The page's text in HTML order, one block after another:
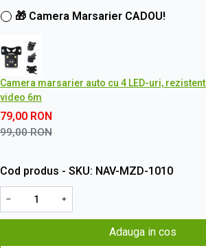
🎁 Camera Marsarier CADOU!
Camera marsarier auto cu 4 LED-uri,
video 6m
79,00 RON
99,00RON
Cod produs - SKU NAV-MZD-1010
− +
Adauga in cos